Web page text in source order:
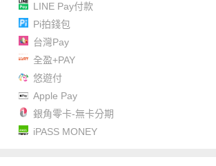
LINE Pay付款
Pi拍錢包
台灣Pay
全盈+PAY
悠遊付
Apple Pay
銀角零卡-無卡分期
iPASS MONEY